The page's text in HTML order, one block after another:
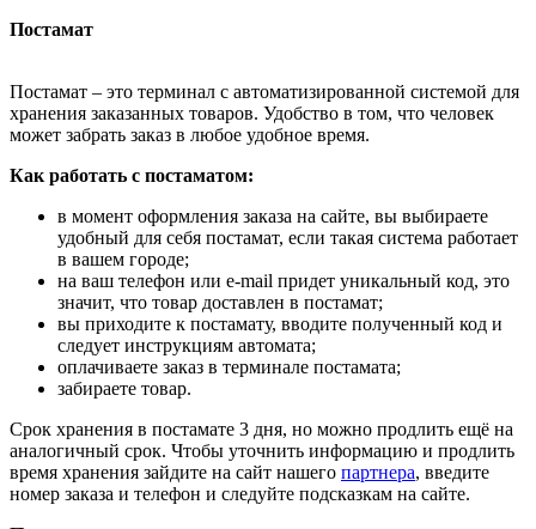
Постамат
Постамат – это терминал с автоматизированной системой для
хранения заказанных товаров. Удобство в том, что человек
может забрать заказ в любое удобное время.
Как работать с постаматом:
в момент оформления заказа на сайте, вы выбираете
удобный для себя постамат, если такая система работает
в вашем городе;
на ваш телефон или e-mail придет уникальный код, это
значит, что товар доставлен в постамат;
вы приходите к постамату, вводите полученный код и
следует инструкциям автомата;
оплачиваете заказ в терминале постамата;
забираете товар.
Срок хранения в постамате 3 дня, но можно продлить ещё на
аналогичный срок. Чтобы уточнить информацию и продлить
время хранения зайдите на сайт нашего партнера, введите
номер заказа и телефон и следуйте подсказкам на сайте.